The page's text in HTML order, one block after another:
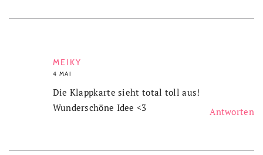
MEIKY
4 MAI
Die Klappkarte sieht total toll aus!
Wunderschöne Idee <3
Antworten